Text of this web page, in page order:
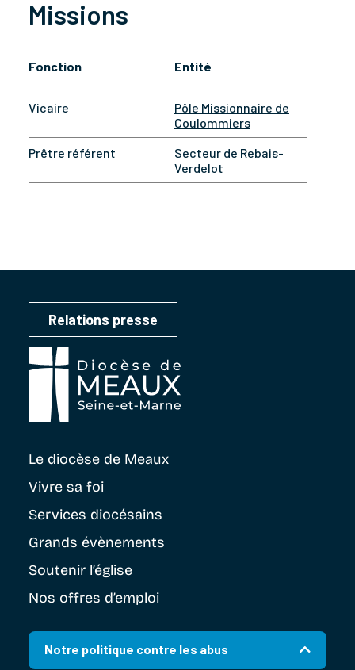
Missions
Fonction Entité
Vicaire
Pôle Missionnaire de
Coulommiers
Prêtre référent
Secteur de Rebais-
Verdelot
Relations presse
Le diocèse de Meaux
Vivre sa foi
Services diocésains
Grands évènements
Soutenir l’église
Nos offres d’emploi
Notre politique contre les abus